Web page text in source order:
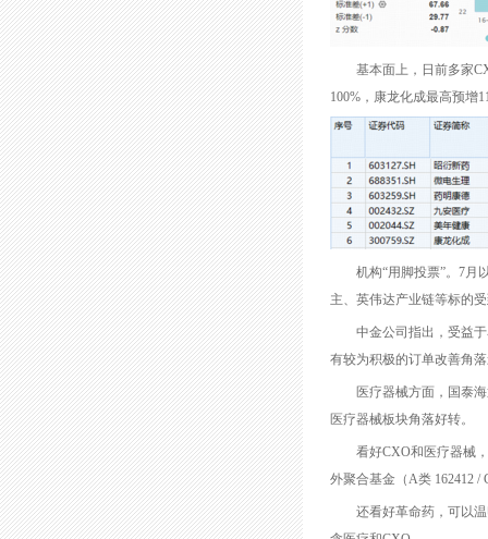
基本面上，日前多家
100%，康龙化成最高预增
机构“用脚投票”。7月以
主、英伟达产业链等标的
中金公司指出，受益于
有较为积极的订单改善角
医疗器械方面，国泰海
医疗器械板块角落好转。
看好CXO和医疗器械，
外聚合基金（A类 162412 /
还看好革命药，可以温